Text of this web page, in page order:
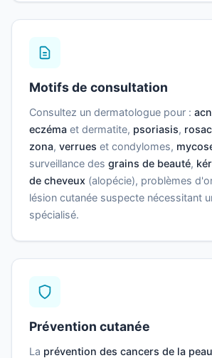
Motifs de consultation
Consultez un dermatologue pour :
eczéma et dermatite, psoriasis,
zona, verrues et condylomes,
surveillance des grains de beauté,
de cheveux (alopécie), problèmes
lésion cutanée suspecte nécessitant
spécialisé.
Prévention cutanée
La prévention des cancers de la peau